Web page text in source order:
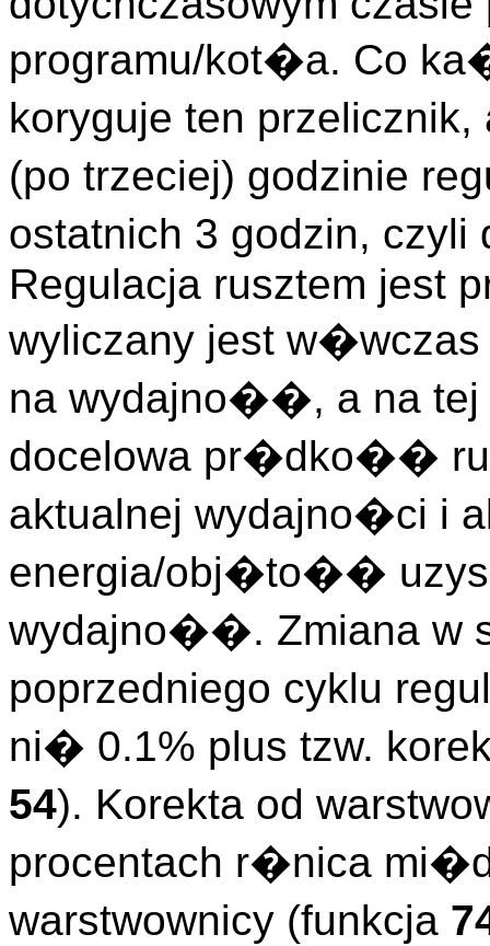
programu/kot�a. Co
koryguje ten
(po trzeciej) godzinie
ostatnich 3 godzin,
Regulacja rusztem jest
wyliczany jest
na wydajno��, a na tej
docelowa pr�dko��
aktualnej wydajno�ci i
energia/obj�to��
wydajno��. Zmiana w
poprzedniego cyklu
ni� 0.1% plus tzw.
54). Korekta od
procentach r�nica
warstwownicy (funkcja